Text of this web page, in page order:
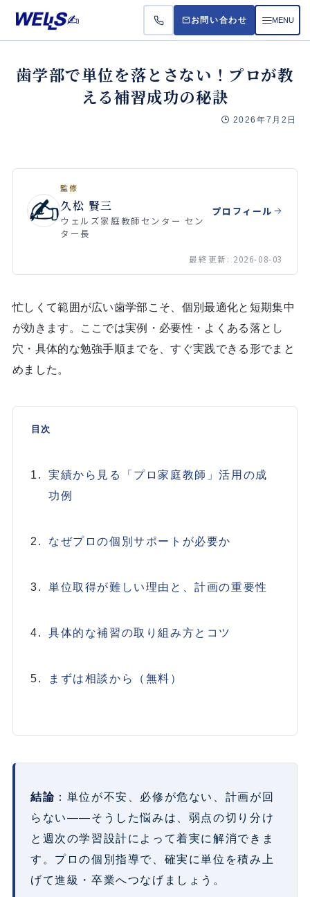
お
お問い合わせ MENU
歯学部で単位を落とさない！プロが教
える補習成功の秘訣
2026年7月2日
監修
久松 賢三
ウェルズ家庭教師センター セン
ター長
プロフィール
最終更新: 2026-08-03
忙しくて範囲が広い歯学部こそ、個別最適化と短期集中
が効きます。ここでは実例・必要性・よくある落とし
穴・具体的な勉強手順までを、すぐ実践できる形でまと
めました。
目次
実績から見る「プロ家庭教師」活用の成
功例
なぜプロの個別サポートが必要か
単位取得が難しい理由と、計画の重要性
具体的な補習の取り組み方とコツ
まずは相談から（無料）
結論 ：単位が不安、必修が危ない、計画が回
らない——そうした悩みは、弱点の切り分け
と週次の学習設計によって着実に解消できま
す。プロの個別指導で、確実に単位を積み上
げて進級・卒業へつなげましょう。